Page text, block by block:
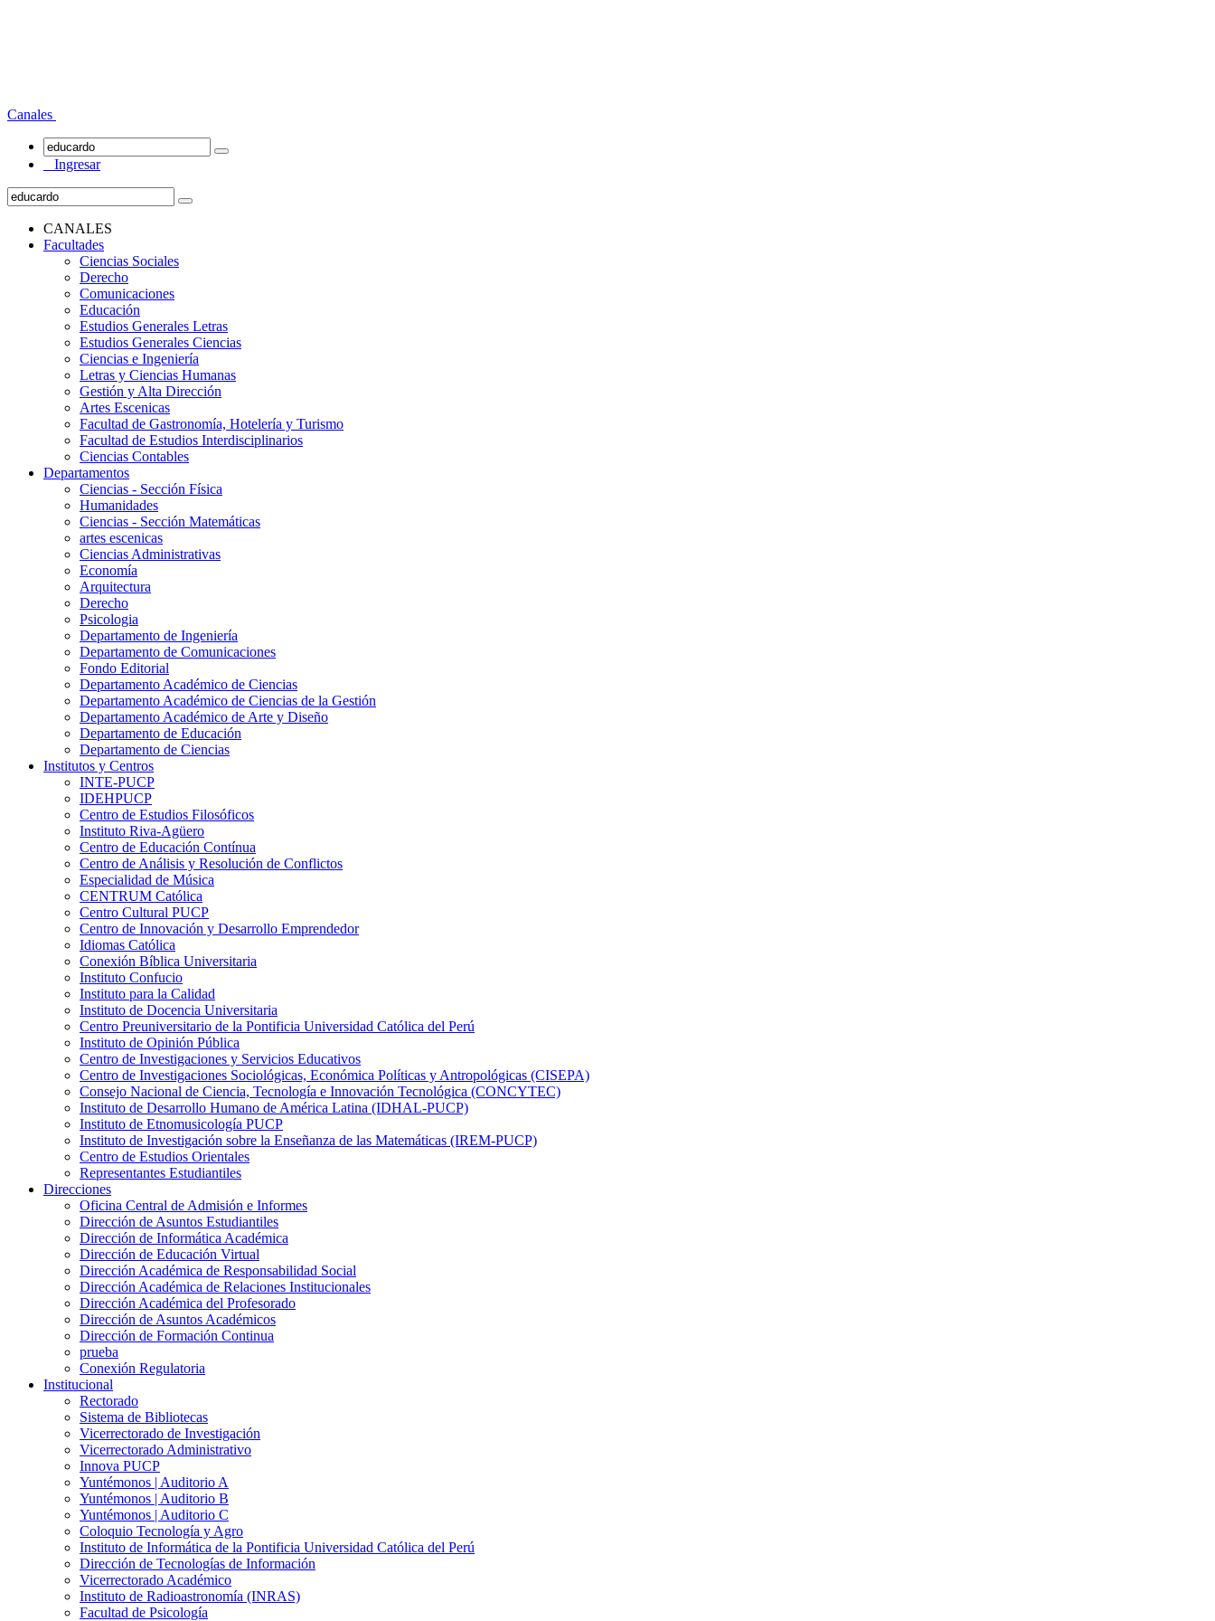
Canales
Ingresar
CANALES
Facultades
Ciencias Sociales
Derecho
Comunicaciones
Educación
Estudios Generales Letras
Estudios Generales Ciencias
Ciencias e Ingeniería
Letras y Ciencias Humanas
Gestión y Alta Dirección
Artes Escenicas
Facultad de Gastronomía, Hotelería y Turismo
Facultad de Estudios Interdisciplinarios
Ciencias Contables
Departamentos
Ciencias - Sección Física
Humanidades
Ciencias - Sección Matemáticas
artes escenicas
Ciencias Administrativas
Economía
Arquitectura
Derecho
Psicologia
Departamento de Ingeniería
Departamento de Comunicaciones
Fondo Editorial
Departamento Académico de Ciencias
Departamento Académico de Ciencias de la Gestión
Departamento Académico de Arte y Diseño
Departamento de Educación
Departamento de Ciencias
Institutos y Centros
INTE-PUCP
IDEHPUCP
Centro de Estudios Filosóficos
Instituto Riva-Agüero
Centro de Educación Contínua
Centro de Análisis y Resolución de Conflictos
Especialidad de Música
CENTRUM Católica
Centro Cultural PUCP
Centro de Innovación y Desarrollo Emprendedor
Idiomas Católica
Conexión Bíblica Universitaria
Instituto Confucio
Instituto para la Calidad
Instituto de Docencia Universitaria
Centro Preuniversitario de la Pontificia Universidad Católica del Perú
Instituto de Opinión Pública
Centro de Investigaciones y Servicios Educativos
Centro de Investigaciones Sociológicas, Económica Políticas y Antropológicas (CISEPA)
Consejo Nacional de Ciencia, Tecnología e Innovación Tecnológica (CONCYTEC)
Instituto de Desarrollo Humano de América Latina (IDHAL-PUCP)
Instituto de Etnomusicología PUCP
Instituto de Investigación sobre la Enseñanza de las Matemáticas (IREM-PUCP)
Centro de Estudios Orientales
Representantes Estudiantiles
Direcciones
Oficina Central de Admisión e Informes
Dirección de Asuntos Estudiantiles
Dirección de Informática Académica
Dirección de Educación Virtual
Dirección Académica de Responsabilidad Social
Dirección Académica de Relaciones Institucionales
Dirección Académica del Profesorado
Dirección de Asuntos Académicos
Dirección de Formación Continua
prueba
Conexión Regulatoria
Institucional
Rectorado
Sistema de Bibliotecas
Vicerrectorado de Investigación
Vicerrectorado Administrativo
Innova PUCP
Yuntémonos | Auditorio A
Yuntémonos | Auditorio B
Yuntémonos | Auditorio C
Coloquio Tecnología y Agro
Instituto de Informática de la Pontificia Universidad Católica del Perú
Dirección de Tecnologías de Información
Vicerrectorado Académico
Instituto de Radioastronomía (INRAS)
Facultad de Psicología